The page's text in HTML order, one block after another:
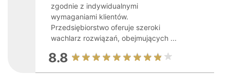
zgodnie z indywidualnymi
wymaganiami klientów.
Przedsiębiorstwo oferuje szeroki
wachlarz rozwiązań, obejmujących ...
8.8